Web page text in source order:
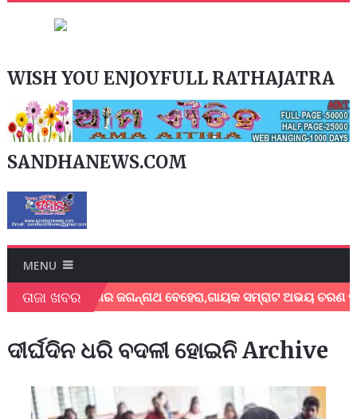
WISH YOU ENJOYFULL RATHAJATRA
SANDHANEWS.COM
MENU
ତାଜା ଖବର
ଗାୟକ ଶେଖର ଜଗନ୍ନାଥ ବେହେରା,ଗାୟକ ସମ୍ରାଟ ଅଭୟ ଚରଣ
ଦୀର୍ଘଦିନ ଧରି ବଦଳୀ ହୋଇନି Archive